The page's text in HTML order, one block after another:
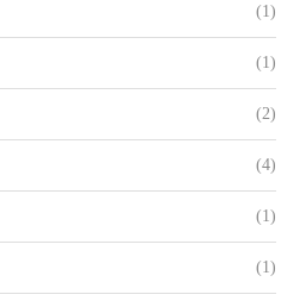
(1)
(1)
(2)
(4)
(1)
(1)